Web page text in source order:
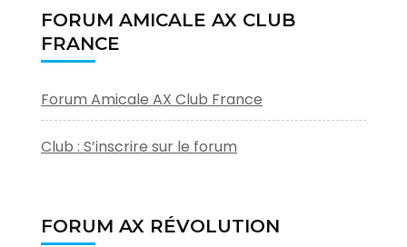
FORUM AMICALE AX CLUB
FRANCE
Forum Amicale AX Club France
Club : S’inscrire sur le forum
FORUM AX RÉVOLUTION